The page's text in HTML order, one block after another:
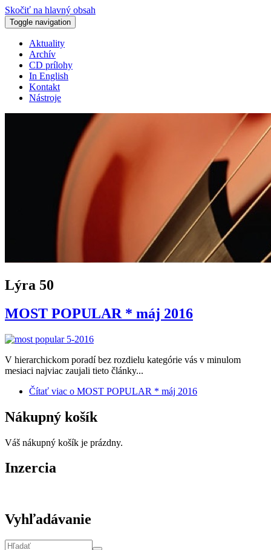
Skočiť na hlavný obsah
Toggle navigation
Aktuality
Archív
CD prílohy
In English
Kontakt
Nástroje
Lýra 50
MOST POPULAR * máj 2016
V hierarchickom poradí bez rozdielu kategórie vás v minulom
mesiaci najviac zaujali tieto články...
Čítať viac o MOST POPULAR * máj 2016
Nákupný košík
Váš nákupný košík je prázdny.
Inzercia
Vyhľadávanie